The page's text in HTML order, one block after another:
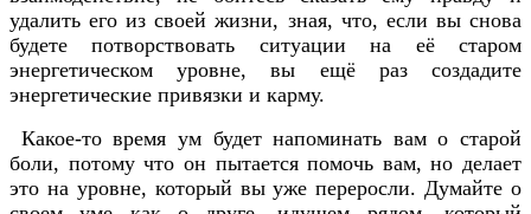
удалить его из своей жизни, зная, что, если вы снова
будете потворствовать ситуации на её старом
энергетическом уровне, вы ещё раз создадите
энергетические привязки и карму.
Какое-то время ум будет напоминать вам о старой
боли, потому что он пытается помочь вам, но делает
это на уровне, который вы уже переросли. Думайте о